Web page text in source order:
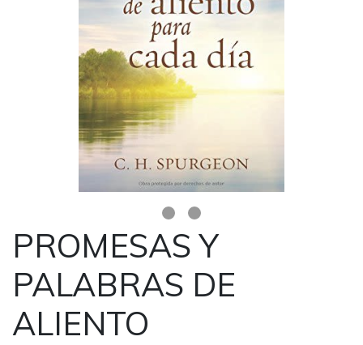
PROMESAS Y
PALABRAS DE
ALIENTO